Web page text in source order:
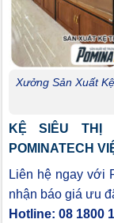
Xưởng Sản Xuất
KỆ SIÊU THỊ
POMINATECH
Liên hệ ngay với
nhận báo giá ưu
Hotline: 08 1800